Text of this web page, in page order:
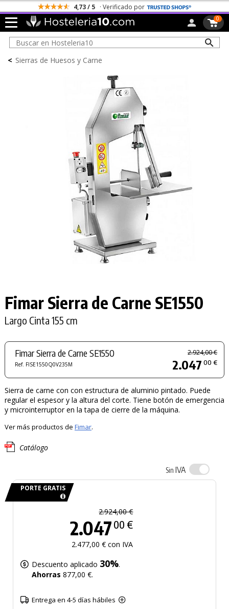
4,73 / 5 · Verificado por
0
< Sierras de Huesos y Carne
Fimar Sierra de Carne SE1550
Largo Cinta 155 cm
Fimar Sierra de Carne SE1550
Ref. FISE1550Q0V235M
2.924,00 €
2.047 00 €
Sierra de carne con con estructura de aluminio pintado. Puede
regular el espesor y la altura del corte. Tiene botón de emergencia
y microinterruptor en la tapa de cierre de la máquina.
Ver más productos de Fimar.
Catálogo
Sin IVA
PORTE GRATIS
2.924,00 €
2.047 00 €
2.477,00 € con IVA
Descuento aplicado 30%.
Ahorras 877,00 €.
Entrega en 4-5 días hábiles